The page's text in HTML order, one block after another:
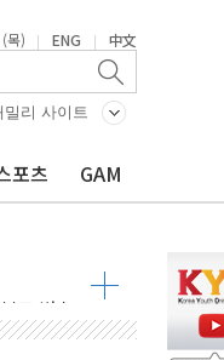
목) | ENG | 中文
밀리 사이트
포츠 GAM
변수